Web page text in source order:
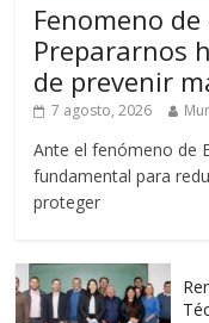
Fenomeno
Prepararnos
de prevenir
7 agosto, 2026
Ante el fenómeno de
fundamental para
proteger